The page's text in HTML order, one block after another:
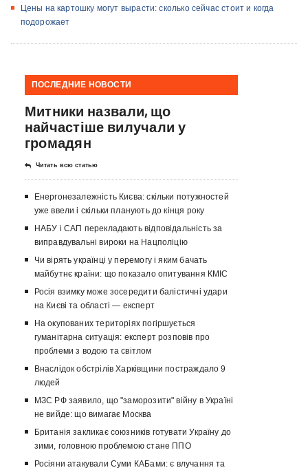
Цены на картошку могут вырасти: сколько сейчас стоит и когда
подорожает
ПОСЛЕДНИЕ НОВОСТИ
Митники назвали, що
найчастіше вилучали у
громадян
Читать всю статью
Енергонезалежність Києва: скільки потужностей
уже ввели і скільки планують до кінця року
НАБУ і САП перекладають відповідальність за
виправдувальні вироки на Нацполіцію
Чи вірять українці у перемогу і яким бачать
майбутнє країни: що показало опитування КМІС
Росія взимку може зосередити балістичні удари
на Києві та області — експерт
На окупованих територіях погіршується
гуманітарна ситуація: експерт розповів про
проблеми з водою та світлом
Внаслідок обстрілів Харківщини постраждало 9
людей
МЗС РФ заявило, що "заморозити" війну в Україні
не вийде: що вимагає Москва
Британія закликає союзників готувати Україну до
зими, головною проблемою стане ППО
Росіяни атакували Суми КАБами: є влучання та